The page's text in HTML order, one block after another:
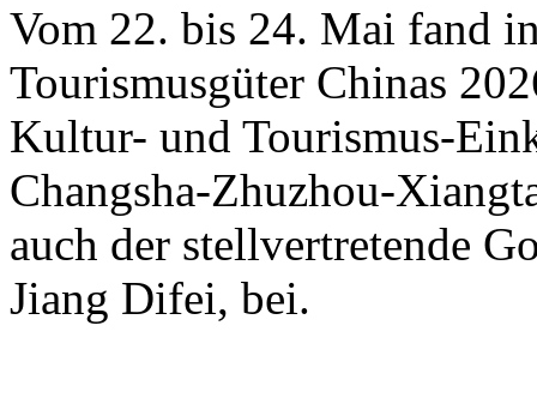
Vom 22. bis 24. Mai fand
Tourismusgüter Chinas
Kultur- und Tourismus-
Changsha-Zhuzhou-
auch der stellvertretende
Jiang Difei, bei.